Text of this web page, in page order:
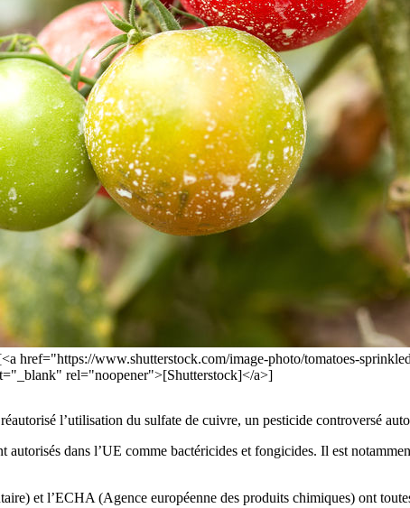
href="https://www.shutterstock.com/image-photo/tomatoes-
rel="noopener">[Shutterstock]</a>]
l’utilisation du sulfate de cuivre, un pesticide controversé
autorisés dans l’UE comme bactéricides et fongicides. Il est
et l’ECHA (Agence européenne des produits chimiques) ont